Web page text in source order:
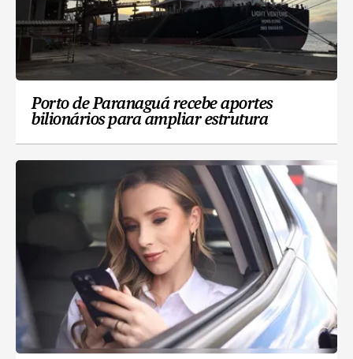
Porto de Paranaguá recebe aportes
bilionários para ampliar estrutura